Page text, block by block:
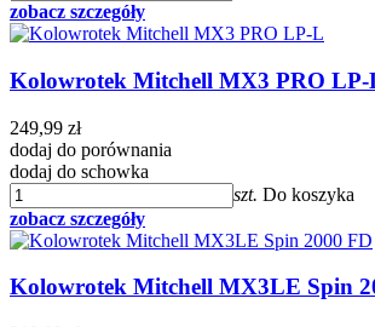
zobacz szczegóły
Kolowrotek Mitchell MX3 PRO LP-
249,99 zł
dodaj do porównania
dodaj do schowka
szt. Do koszyka
zobacz szczegóły
Kolowrotek Mitchell MX3LE Spin